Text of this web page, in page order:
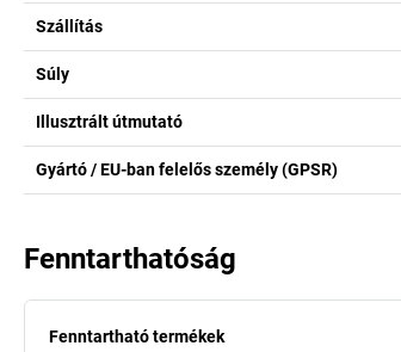
Szállítás
Súly
Illusztrált útmutató
Gyártó / EU-ban felelős személy (GPSR)
Fenntarthatóság
Fenntartható termékek